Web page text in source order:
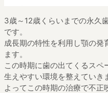
3歳～12歳くらいまでの永久
です。
成長期の特性を利用し顎の発
ます。
この時期に歯の出てくるス
生えやすい環境を整えていき
よってこの時期の治療で不